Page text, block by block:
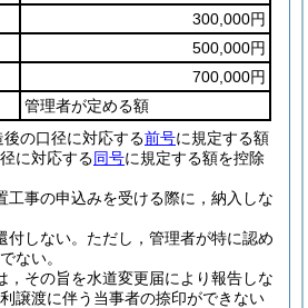
300,000円
500,000円
700,000円
管理者が定める額
の口径に対応する前号に規定する額
に対応する同号に規定する額を控除
工事の申込みを受ける際に，納入しな
しない。 ただし，管理者が特に認め
ない。
，その旨を水道変更届により報告しな
譲渡に伴う当事者の捺印ができない